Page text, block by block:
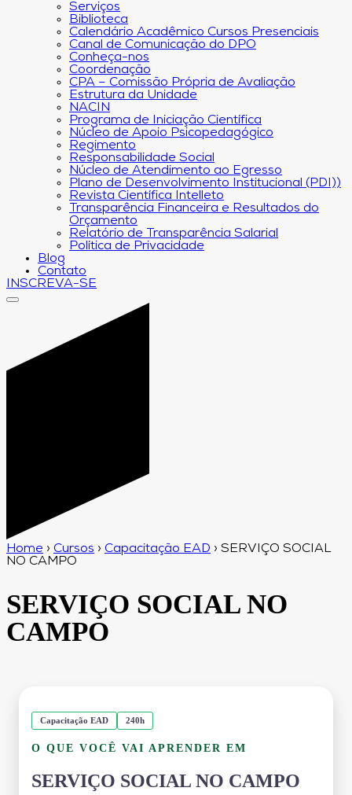
Serviços
Biblioteca
Calendário Acadêmico Cursos Presenciais
Canal de Comunicação do DPO
Conheça-nos
Coordenação
CPA – Comissão Própria de Avaliação
Estrutura da Unidade
NACIN
Programa de Iniciação Científica
Núcleo de Apoio Psicopedagógico
Regimento
Responsabilidade Social
Núcleo de Atendimento ao Egresso
Plano de Desenvolvimento Institucional (PDI))
Revista Científica Intelleto
Transparência Financeira e Resultados do
Orçamento
Relatório de Transparência Salarial
Política de Privacidade
Blog
Contato
INSCREVA-SE
Home › Cursos › Capacitação EAD › SERVIÇO SOCIAL
NO CAMPO
SERVIÇO SOCIAL NO
CAMPO
Capacitação EAD 240h
O QUE VOCÊ VAI APRENDER EM
SERVIÇO SOCIAL NO CAMPO